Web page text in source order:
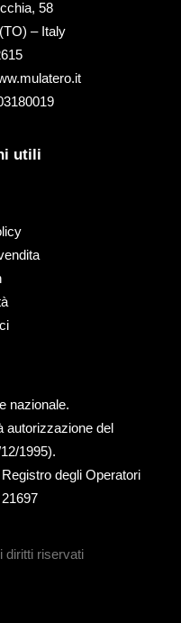
58
– Italy
utili
nazionale.
autorizzazione del
1995).
degli Operatori
diritti riservati